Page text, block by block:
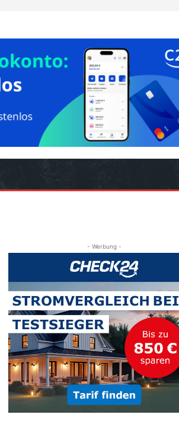
- Werbung -